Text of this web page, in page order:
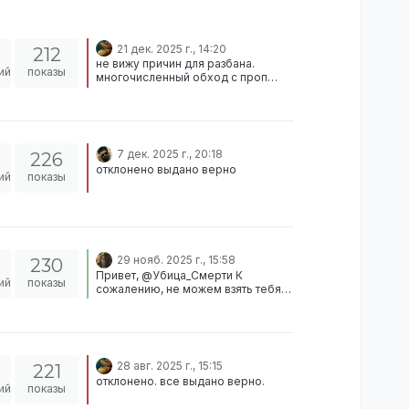
212
показы
21 дек. 2025 г., 14:20
не вижу причин для разбана.
многочисленный обход с проп
226
показы
7 дек. 2025 г., 20:18
отклонено выдано верно
230
показы
29 нояб. 2025 г., 15:58
Привет, @Убица_Смерти К
сожалению, не можем взять тебя
221
показы
28 авг. 2025 г., 15:15
отклонено. все выдано верно.